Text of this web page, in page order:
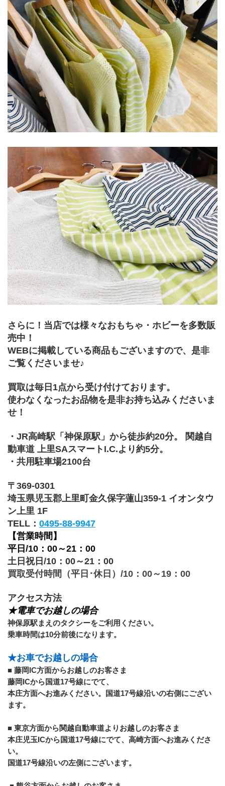
さらに！当店では様々なおもちゃ・ホビーを多数販
売中！
WEBに掲載している商品もございますので、是非
ご覧くださいませ♪
買取は毎日1点から受け付けております。
使わなくなったお品物を是非お持ち込みくださいま
せ！
・JR高崎駅「神保原駅」から徒歩約20分。 関越自
動車道 上里SAスマートI.C.より約5分。
・ 共用駐車場2100台
〒369-0301
埼玉県児玉郡上里町金久保字蓮山359-1 イオンタウ
ン上里 1F
TELL： 0495-88-9947
【営業時間】
平日/10：00～21：00
土日祝日/10：00～21：00
買取受付時間（平日･休日）/10：00～19：00
アクセス方法
★電車でお越しの場合
神保原駅まえのタクシーをご利用ください。
乗車時間は10分前後になります。
★お車でお越しの場合
■ 藤岡IC方面からお越しのお客さま
藤岡ICから国道17号線にでて、
本庄方面へお進みください。国道17号線沿いの右側にござい
ます。
■ 東京方面から関越自動車道よりお越しのお客さま
本庄児玉ICから国道17号線にでて、高崎方面へお進みくださ
い。
国道17号線沿いの左側にございます。